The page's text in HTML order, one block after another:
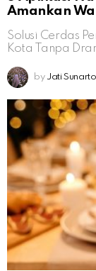
Amankan
Solusi Cerdas
Kota Tanpa
by Jati Sunarto